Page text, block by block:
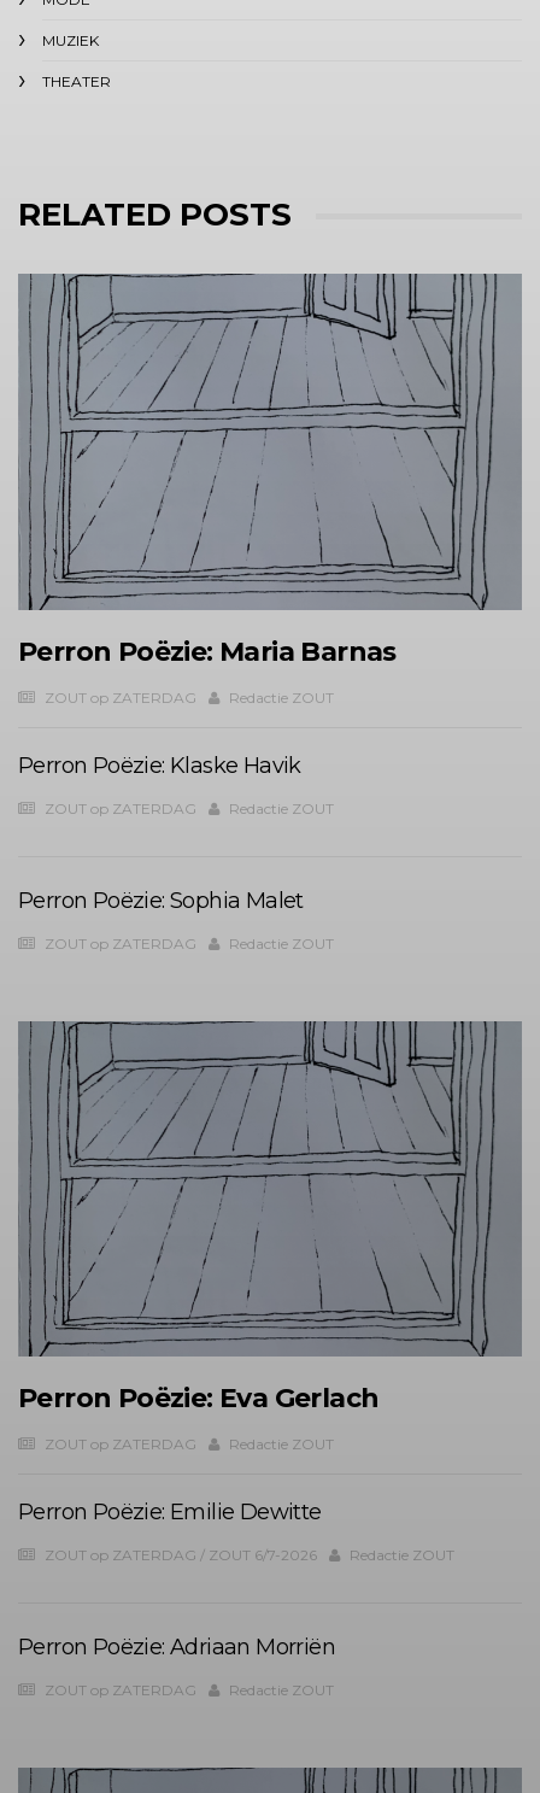
MUZIEK
THEATER
RELATED POSTS
Perron Poëzie: Maria Barnas
ZOUT op ZATERDAG Redactie ZOUT
Perron Poëzie: Klaske Havik
ZOUT op ZATERDAG Redactie ZOUT
Perron Poëzie: Sophia Malet
ZOUT op ZATERDAG Redactie ZOUT
Perron Poëzie: Eva Gerlach
ZOUT op ZATERDAG Redactie ZOUT
Perron Poëzie: Emilie Dewitte
ZOUT op ZATERDAG / ZOUT 6/7-2026 Redactie ZOUT
Perron Poëzie: Adriaan Morriën
ZOUT op ZATERDAG Redactie ZOUT